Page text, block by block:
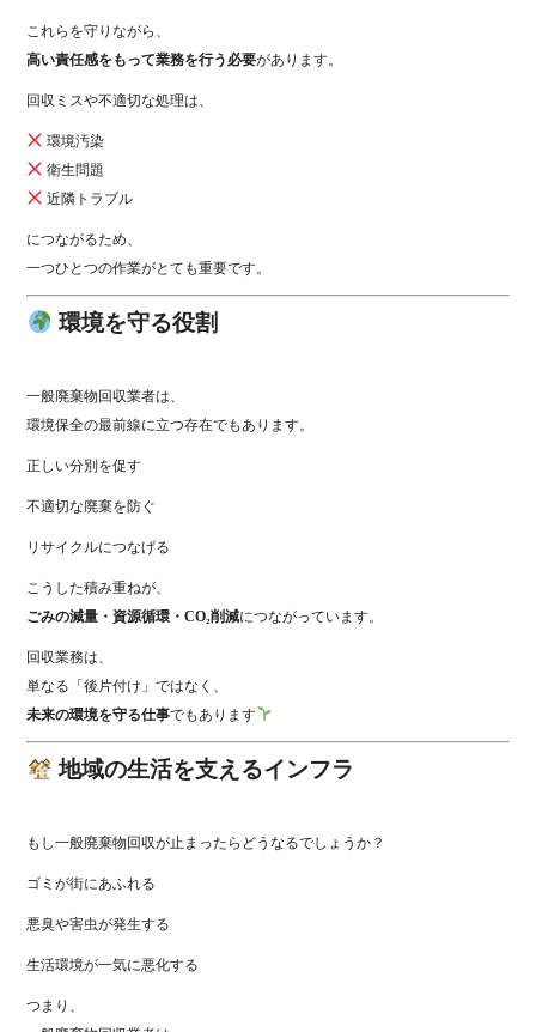
これらを守りながら、
高い責任感をもって業務を行う必要があります。
回収ミスや不適切な処理は、
環境汚染
衛生問題
近隣トラブル
につながるため、
一つひとつの作業がとても重要です。
環境を守る役割
一般廃棄物回収業者は、
環境保全の最前線に立つ存在でもあります。
正しい分別を促す
不適切な廃棄を防ぐ
リサイクルにつなげる
こうした積み重ねが、
ごみの減量・資源循環・CO₂削減につながっています。
回収業務は、
単なる「後片付け」ではなく、
未来の環境を守る仕事でもあります
地域の生活を支えるインフラ
もし一般廃棄物回収が止まったらどうなるでしょうか？
ゴミが街にあふれる
悪臭や害虫が発生する
生活環境が一気に悪化する
つまり、